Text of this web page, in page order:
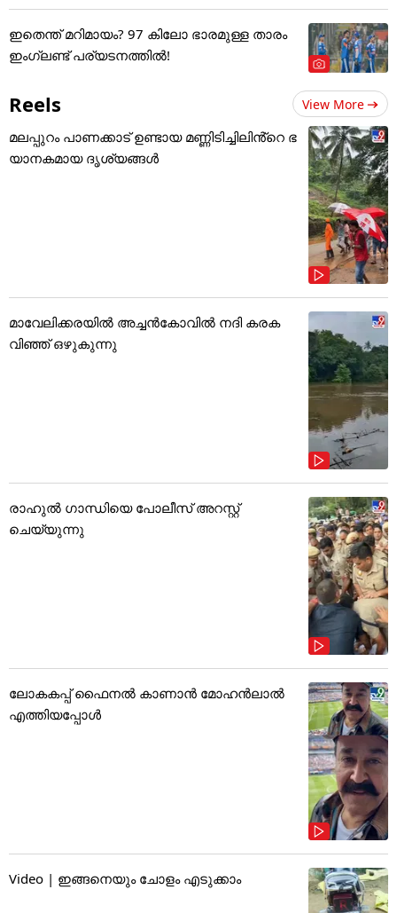
ഇതെന്ത് മറിമായം? 97 കിലോ ഭാരമുള്ള താരം
ഇംഗ്ലണ്ട് പര്യടനത്തില്‍!
Reels View More
മലപ്പുറം പാണക്കാട് ഉണ്ടായ മണ്ണിടിച്ചിലിൻ്റെ ഭ
യാനകമായ ദൃശ്യങ്ങൾ
മാവേലിക്കരയിൽ അച്ചൻകോവിൽ നദി കരക
വിഞ്ഞ് ഒഴുകുന്നു
രാഹുൽ ഗാന്ധിയെ പോലീസ് അറസ്റ്റ്
ചെയ്യുന്നു
ലോകകപ്പ് ഫൈനൽ കാണാൻ മോഹൻലാൽ
എത്തിയപ്പോൾ
Video | ഇങ്ങനെയും ചോളം എടുക്കാം